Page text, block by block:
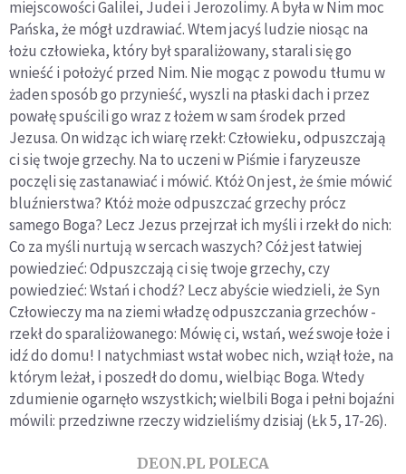
miejscowości Galilei, Judei i Jerozolimy. A była w Nim moc
Pańska, że mógł uzdrawiać. Wtem jacyś ludzie niosąc na
łożu człowieka, który był sparaliżowany, starali się go
wnieść i położyć przed Nim. Nie mogąc z powodu tłumu w
żaden sposób go przynieść, wyszli na płaski dach i przez
powałę spuścili go wraz z łożem w sam środek przed
Jezusa. On widząc ich wiarę rzekł: Człowieku, odpuszczają
ci się twoje grzechy. Na to uczeni w Piśmie i faryzeusze
poczęli się zastanawiać i mówić. Któż On jest, że śmie mówić
bluźnierstwa? Któż może odpuszczać grzechy prócz
samego Boga? Lecz Jezus przejrzał ich myśli i rzekł do nich:
Co za myśli nurtują w sercach waszych? Cóż jest łatwiej
powiedzieć: Odpuszczają ci się twoje grzechy, czy
powiedzieć: Wstań i chodź? Lecz abyście wiedzieli, że Syn
Człowieczy ma na ziemi władzę odpuszczania grzechów -
rzekł do sparaliżowanego: Mówię ci, wstań, weź swoje łoże i
idź do domu! I natychmiast wstał wobec nich, wziął łoże, na
którym leżał, i poszedł do domu, wielbiąc Boga. Wtedy
zdumienie ogarnęło wszystkich; wielbili Boga i pełni bojaźni
mówili: przedziwne rzeczy widzieliśmy dzisiaj (Łk 5, 17-26).
DEON.PL POLECA